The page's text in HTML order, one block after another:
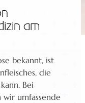
am
bekannt, ist
die
Bei
umfassende